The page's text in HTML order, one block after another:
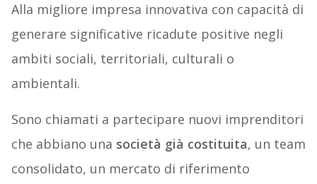
Alla migliore impresa innovativa con capacità di
generare significative ricadute positive negli
ambiti sociali, territoriali, culturali o
ambientali.
Sono chiamati a partecipare nuovi imprenditori
che abbiano una società già costituita, un team
consolidato, un mercato di riferimento